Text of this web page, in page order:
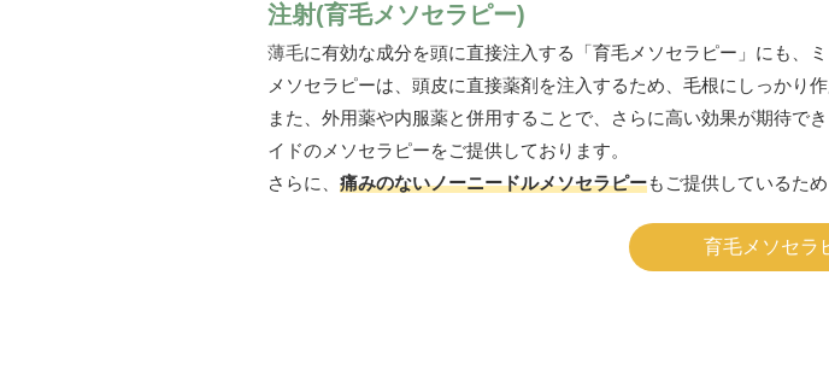
注射(育毛メソセラピー)
薄毛に有効な成分を頭に直接注入する「育毛メソセラピー」にも、
メソセラピーは、頭皮に直接薬剤を注入するため、毛根にしっかり作
また、外用薬や内服薬と併用することで、さらに高い効果が期待で
イドのメソセラピーをご提供しております。
さらに、 痛みのないノーニードルメソセラピーもご提供しているた
育毛メソセラ